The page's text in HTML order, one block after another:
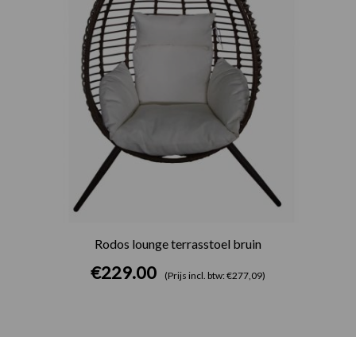
Rodos lounge terrasstoel bruin
€229.00 (Prijs incl. btw: €277,09)